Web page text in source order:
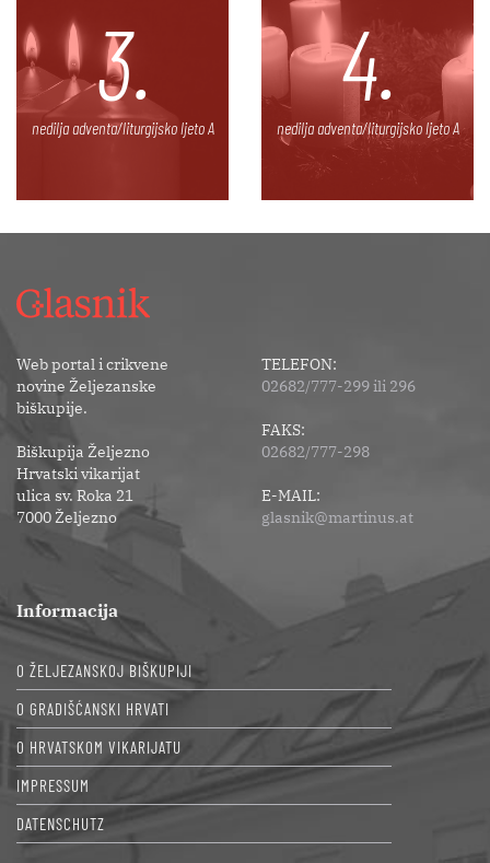
3.
nedilja adventa/liturgijsko ljeto A
4.
nedilja adventa/liturgijsko ljeto A
Web portal i crikvene
novine Željezanske
biškupije.
Biškupija Željezno
Hrvatski vikarijat
ulica sv. Roka 21
7000 Željezno
TELEFON:
02682/777-299 ili 296
FAKS:
02682/777-298
E-MAIL:
glasnik@martinus.at
Informacija
O ŽELJEZANSKOJ BIŠKUPIJI
O GRADIŠĆANSKI HRVATI
O HRVATSKOM VIKARIJATU
IMPRESSUM
DATENSCHUTZ